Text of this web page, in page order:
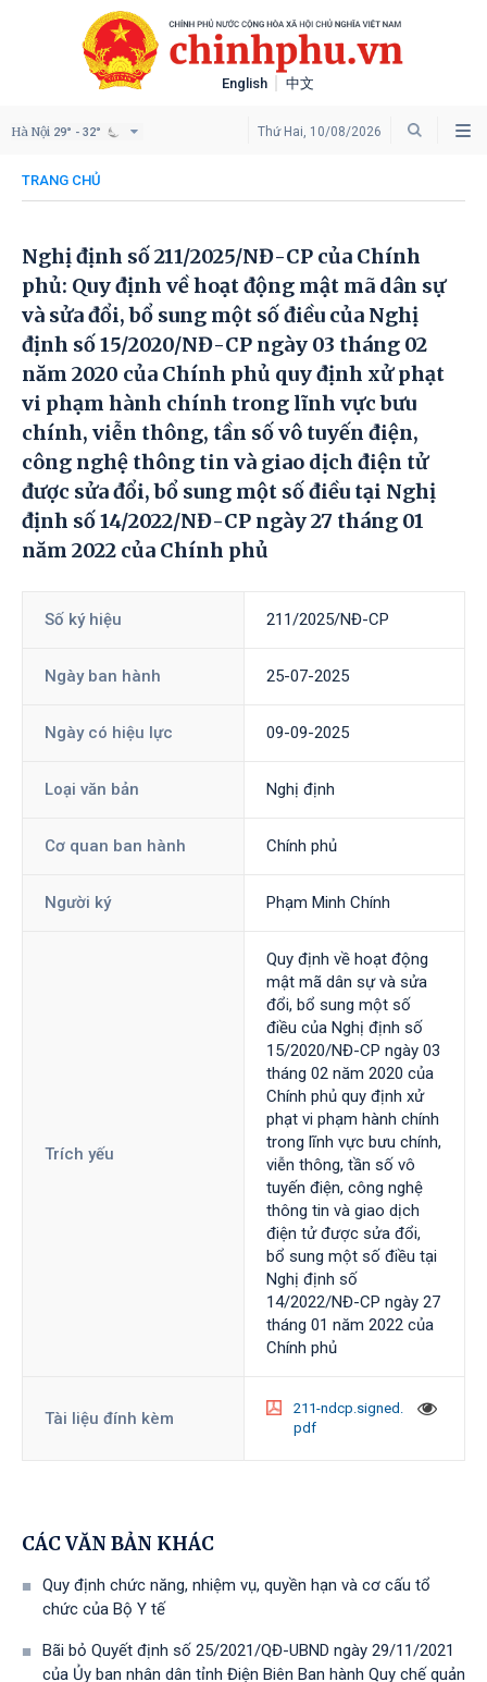
English 中文
Thứ Hai, 10/08/2026
Hà Nội 29° - 32°
TRANG CHỦ
Nghị định số 211/2025/NĐ-CP của Chính
phủ: Quy định về hoạt động mật mã dân sự
và sửa đổi, bổ sung một số điều của Nghị
định số 15/2020/NĐ-CP ngày 03 tháng 02
năm 2020 của Chính phủ quy định xử phạt
vi phạm hành chính trong lĩnh vực bưu
chính, viễn thông, tần số vô tuyến điện,
công nghệ thông tin và giao dịch điện tử
được sửa đổi, bổ sung một số điều tại Nghị
định số 14/2022/NĐ-CP ngày 27 tháng 01
năm 2022 của Chính phủ
Số ký hiệu 211/2025/NĐ-CP
Ngày ban hành 25-07-2025
Ngày có hiệu lực 09-09-2025
Loại văn bản Nghị định
Cơ quan ban hành Chính phủ
Người ký Phạm Minh Chính
Trích yếu
Quy định về hoạt động
mật mã dân sự và sửa
đổi, bổ sung một số
điều của Nghị định số
15/2020/NĐ-CP ngày 03
tháng 02 năm 2020 của
Chính phủ quy định xử
phạt vi phạm hành chính
trong lĩnh vực bưu chính,
viễn thông, tần số vô
tuyến điện, công nghệ
thông tin và giao dịch
điện tử được sửa đổi,
bổ sung một số điều tại
Nghị định số
14/2022/NĐ-CP ngày 27
tháng 01 năm 2022 của
Chính phủ
Tài liệu đính kèm
211-ndcp.signed.
pdf
CÁC VĂN BẢN KHÁC
Quy định chức năng, nhiệm vụ, quyền hạn và cơ cấu tổ
chức của Bộ Y tế
Bãi bỏ Quyết định số 25/2021/QĐ-UBND ngày 29/11/2021
của Ủy ban nhân dân tỉnh Điện Biên Ban hành Quy chế quản